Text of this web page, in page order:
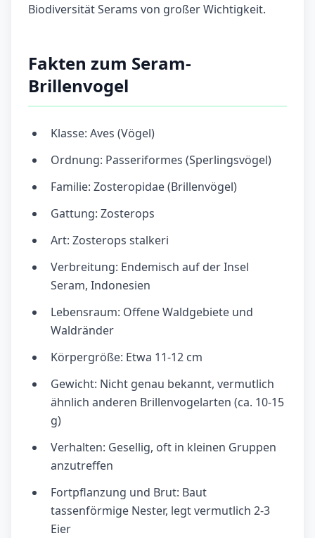
Biodiversität Serams von großer Wichtigkeit.
Fakten zum Seram-
Brillenvogel
Klasse: Aves (Vögel)
Ordnung: Passeriformes (Sperlingsvögel)
Familie: Zosteropidae (Brillenvögel)
Gattung: Zosterops
Art: Zosterops stalkeri
Verbreitung: Endemisch auf der Insel
Seram, Indonesien
Lebensraum: Offene Waldgebiete und
Waldränder
Körpergröße: Etwa 11-12 cm
Gewicht: Nicht genau bekannt, vermutlich
ähnlich anderen Brillenvogelarten (ca. 10-15
g)
Verhalten: Gesellig, oft in kleinen Gruppen
anzutreffen
Fortpflanzung und Brut: Baut
tassenförmige Nester, legt vermutlich 2-3
Eier